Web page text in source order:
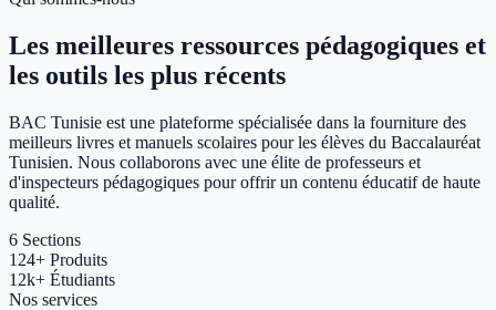
Les meilleures ressources pédagogiques et
les outils les plus récents
BAC Tunisie est une plateforme spécialisée dans la fourniture des
meilleurs livres et manuels scolaires pour les élèves du Baccalauréat
Tunisien. Nous collaborons avec une élite de professeurs et
d'inspecteurs pédagogiques pour offrir un contenu éducatif de haute
qualité.
6 Sections
124+ Produits
12k+ Étudiants
Nos services